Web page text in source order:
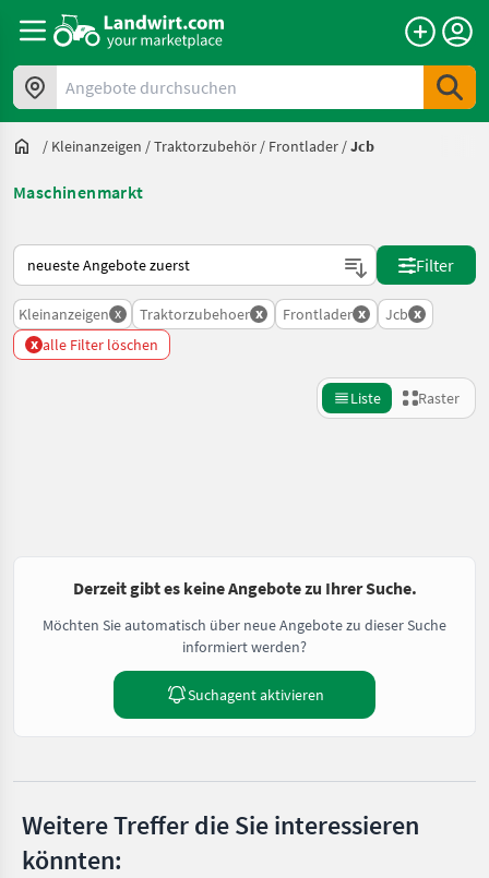
Angebote durchsuchen
/ Kleinanzeigen /Traktorzubehör / Frontlader /Jcb
Maschinenmarkt
So wird auf Landwirt.com sortiert
Filter
Kleinanzeigen x Traktorzubehoer x Frontlader x Jcb x
x alle Filter löschen
Liste Raster
Derzeit gibt es keine Angebote zu Ihrer Suche.
Möchten Sie automatisch über neue Angebote zu dieser Suche
informiert werden?
Suchagent aktivieren
Weitere Treffer die Sie interessieren
könnten: